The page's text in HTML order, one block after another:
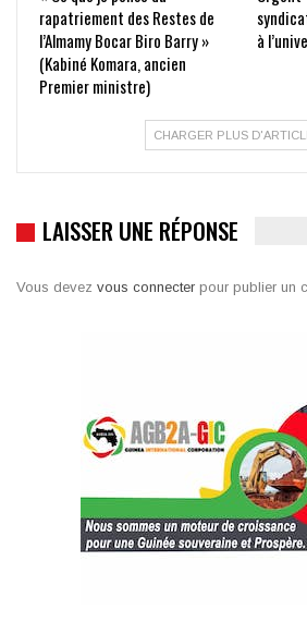
rapatriement des Restes de
l’Almamy Bocar Biro Barry »
(Kabiné Komara, ancien
Premier ministre)
à
CHARGER PLUS
LAISSER UNE RÉPONSE
Vous devez vous connecter pour publier un